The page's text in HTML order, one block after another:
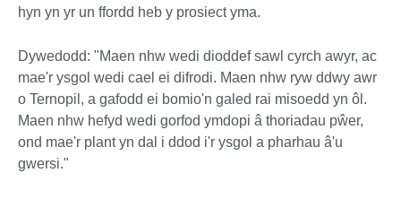
hyn yn yr un ffordd heb y prosiect yma.
Dywedodd: "Maen nhw wedi dioddef sawl cyrch awyr, ac
mae'r ysgol wedi cael ei difrodi. Maen nhw ryw ddwy awr
o Ternopil, a gafodd ei bomio'n galed rai misoedd yn ôl.
Maen nhw hefyd wedi gorfod ymdopi â thoriadau pŵer,
ond mae'r plant yn dal i ddod i'r ysgol a pharhau â'u
gwersi."